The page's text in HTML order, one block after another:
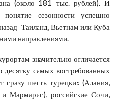
(около 181 тыс. рублей). И
сезонности успешно
Таиланд, Вьетнам или Куба
направлениями.
значительно отличается
десятку самых востребованных
сразу шесть турецких (Алания,
Мармарис), российские Сочи,